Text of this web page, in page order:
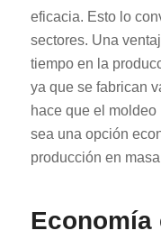
eficacia. Esto lo
sectores. Una
tiempo en la
ya que se fabrican
hace que el
sea una opción
producción en
Economía